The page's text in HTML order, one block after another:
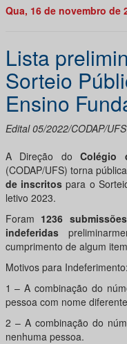
Qua, 16 de novembro de
Lista
Sorteio
Ensino
Edital 05/2022/CODAP/UFS
A Direção doColégio
(CODAP/UFS) torna
de inscritospara o
letivo 2023.
Foram 1236 submissões
indeferidas
cumprimento de algum
Motivos para Indeferimento:
1 – A combinação do
pessoa com nome
2 – A combinação do
nenhuma pessoa.